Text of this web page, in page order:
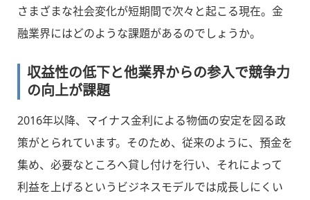
さまざまな社会変化が短期間で次々と起こる現在。金
融業界にはどのような課題があるのでしょうか。
収益性の低下と他業界からの参入で競争力
の向上が課題
2016年以降、マイナス金利による物価の安定を図る政
策がとられています。そのため、従来のように、預金を
集め、必要なところへ貸し付けを行い、それによって
利益を上げるというビジネスモデルでは成長しにくい